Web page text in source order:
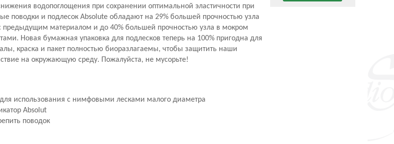
водопоглощения при сохранении оптимальной эластичности при
поводки и подлесок Absolute обладают на 29% большей прочностью узла
предыдущим материалом и до 40% большей прочностью узла в мокром
Новая бумажная упаковка для подлесков теперь на 100% пригодна для
краска и пакет полностью биоразлагаемы, чтобы защитить наши
на окружающую среду. Пожалуйста, не мусорьте!
использования с нимфовыми лесками малого диаметра
Absolut
поводок